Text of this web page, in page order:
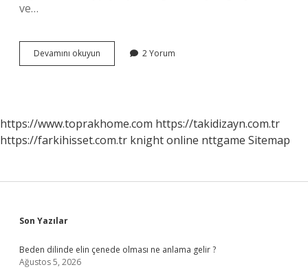
ve…
Devamını okuyun
Hediği
2 Yorum
https://www.toprakhome.com https://takidizayn.com.tr
https://farkihisset.com.tr knight online nttgame Sitemap
Sidebar
Son Yazılar
Beden dilinde elin çenede olması ne anlama gelir ?
Ağustos 5, 2026